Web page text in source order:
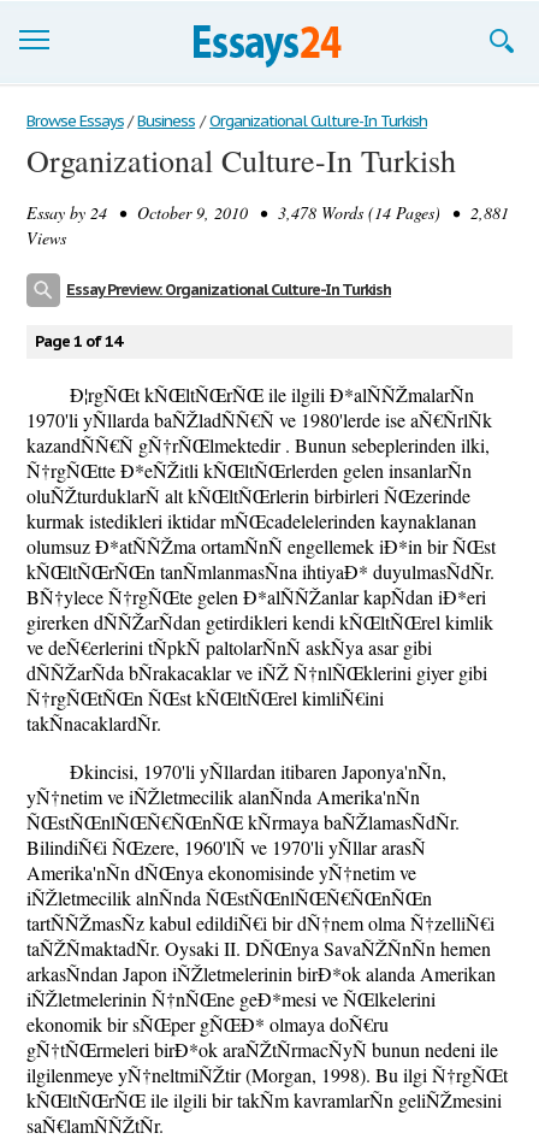
Browse Essays
Join now!
Login
Browse Essays / Business / Organizational Culture-In Turkish
Organizational Culture-In Turkish
Essay by 24 • October 9, 2010 • 3,478 Words (14 Pages) • 2,881
Views
Essay Preview: Organizational Culture-In Turkish
Page 1 of 14
Ð¦rgÑŒt kÑŒltÑŒrÑŒ ile ilgili Ð*alÑÑŽmalarÑn
1970'li yÑllarda baÑŽladÑÑ€Ñ ve 1980'lerde ise aÑ€ÑrlÑk
kazandÑÑ€Ñ gÑ†rÑŒlmektedir . Bunun sebeplerinden ilki,
Ñ†rgÑŒtte Ð*eÑŽitli kÑŒltÑŒrlerden gelen insanlarÑn
oluÑŽturduklarÑ alt kÑŒltÑŒrlerin birbirleri ÑŒzerinde
kurmak istedikleri iktidar mÑŒcadelelerinden kaynaklanan
olumsuz Ð*atÑÑŽma ortamÑnÑ engellemek iÐ*in bir ÑŒst
kÑŒltÑŒrÑŒn tanÑmlanmasÑna ihtiyaÐ* duyulmasÑdÑr.
BÑ†ylece Ñ†rgÑŒte gelen Ð*alÑÑŽanlar kapÑdan iÐ*eri
girerken dÑÑŽarÑdan getirdikleri kendi kÑŒltÑŒrel kimlik
ve deÑ€erlerini tÑpkÑ paltolarÑnÑ askÑya asar gibi
dÑÑŽarÑda bÑrakacaklar ve iÑŽ Ñ†nlÑŒklerini giyer gibi
Ñ†rgÑŒtÑŒn ÑŒst kÑŒltÑŒrel kimliÑ€ini
takÑnacaklardÑr.
Ð­kincisi, 1970'li yÑllardan itibaren Japonya'nÑn,
yÑ†netim ve iÑŽletmecilik alanÑnda Amerika'nÑn
ÑŒstÑŒnlÑŒÑ€ÑŒnÑŒ kÑrmaya baÑŽlamasÑdÑr.
BilindiÑ€i ÑŒzere, 1960'lÑ ve 1970'li yÑllar arasÑ
Amerika'nÑn dÑŒnya ekonomisinde yÑ†netim ve
iÑŽletmecilik alnÑnda ÑŒstÑŒnlÑŒÑ€ÑŒnÑŒn
tartÑÑŽmasÑz kabul edildiÑ€i bir dÑ†nem olma Ñ†zelliÑ€i
taÑŽÑmaktadÑr. Oysaki II. DÑŒnya SavaÑŽÑnÑn hemen
arkasÑndan Japon iÑŽletmelerinin birÐ*ok alanda Amerikan
iÑŽletmelerinin Ñ†nÑŒne geÐ*mesi ve ÑŒlkelerini
ekonomik bir sÑŒper gÑŒÐ* olmaya doÑ€ru
gÑ†tÑŒrmeleri birÐ*ok araÑŽtÑrmacÑyÑ bunun nedeni ile
ilgilenmeye yÑ†neltmiÑŽtir (Morgan, 1998). Bu ilgi Ñ†rgÑŒt
kÑŒltÑŒrÑŒ ile ilgili bir takÑm kavramlarÑn geliÑŽmesini
saÑ€lamÑÑŽtÑr.